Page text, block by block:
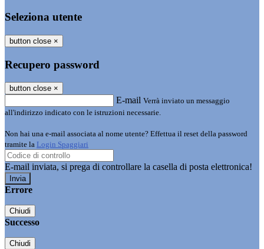
Seleziona utente
button close ×
Recupero password
button close ×
E-mail Verrà inviato un messaggio
all'indirizzo indicato con le istruzioni necessarie.
Non hai una e-mail associata al nome utente? Effettua il reset della password
tramite la Login Spaggiari
E-mail inviata, si prega di controllare la casella di posta elettronica!
Errore
Chiudi
Successo
Chiudi